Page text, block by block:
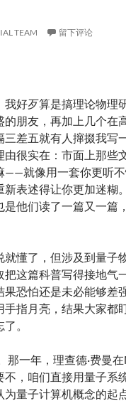
TEAM 留下评论
好歹算是搞理论物理
朋友，再加上几个在
三差五就有人撺掇我写
很实在：市面上那些
——就像用一套你更听
新表述得让你更加迷糊
是他们读了一篇又一篇
就懂了，但涉及到量子
这篇科普写得接地气
恐怕还是未必能够差
手指月亮，结果大家都
。
那一年，理查德·费曼
，咱们直接用量子系
量子计算机概念的起